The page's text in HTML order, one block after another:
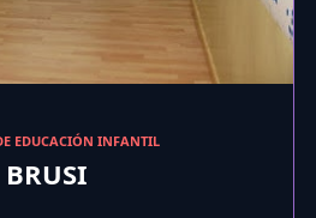
EDUCACIÓN INFANTIL
BRUSI